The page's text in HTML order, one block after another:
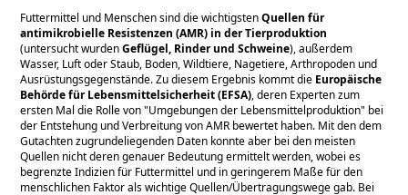
Futtermittel und Menschen sind die wichtigstenQuellen für
antimikrobielle Resistenzen (AMR) in der Tierproduktion
(untersucht wurdenGeflügel, Rinder und Schweine), außerdem
Wasser, Luft oder Staub, Boden, Wildtiere, Nagetiere, Arthropoden und
Ausrüstungsgegenstände. Zu diesem Ergebnis kommt die Europäische
Behörde für Lebensmittelsicherheit (EFSA), deren Experten zum
ersten Mal die Rolle von Umgebungen der Lebensmittelproduktion bei
der Entstehung und Verbreitung von AMR bewertet haben. Mit den dem
Gutachten zugrundeliegenden Daten konnte aber bei den meisten
Quellen nicht deren genauer Bedeutung ermittelt werden, wobei es
begrenzte Indizien für Futtermittel und in geringerem Maße für den
menschlichen Faktor als wichtige Quellen/Übertragungswege gab. Bei